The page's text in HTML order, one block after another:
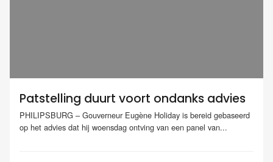
Patstelling duurt voort ondanks advies
PHILIPSBURG – Gouverneur Eugène Holiday is bereid gebaseerd
op het advies dat hij woensdag ontving van een panel van...